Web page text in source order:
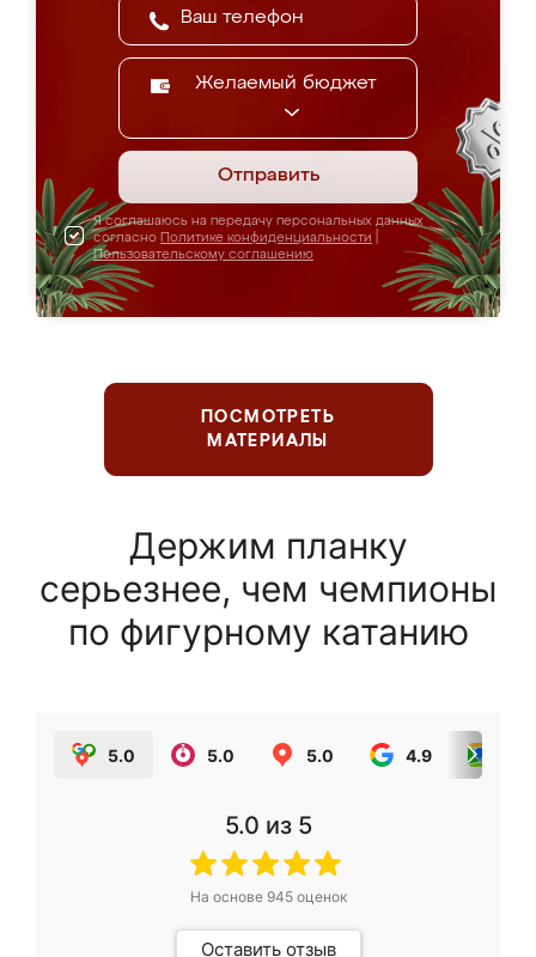
Желаемый бюджет
Отправить
Я соглашаюсь на передачу персональных данных
согласно Политике конфиденциальности
Пользовательскому соглашению
ПОСМОТРЕТЬ
МАТЕРИАЛЫ
Держим планку
серьезнее, чем чемпионы
по фигурному катанию
5.0 5.0 5.0 4.9
5.0 из 5
На основе 945оценок
Оставить отзыв